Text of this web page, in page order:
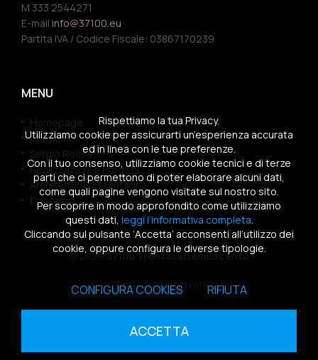
M 333 2544271
E-mail info@37100.eu
Partita IVA / Codice Fiscale: 03867170239
MENU
Homepage
Chi siamo
Sergio Rocca
Realizzazioni e Progetti
Architettura di Montagna
Contatti
© 202637100 Trentasettemilacento
Tutti i diritti riservati
Sitemap|Privacy Policy|Cookies Policy
Rispettiamo la tua Privacy.
Utilizziamo cookie per assicurarti un’esperienza accurata
ed in linea con le tue preferenze.
Con il tuo consenso, utilizziamo cookie tecnici e di terze
parti che ci permettono di poter elaborare alcuni dati,
come quali pagine vengono visitate sul nostro sito.
Per scoprire in modo approfondito come utilizziamo
questi dati, leggi l’informativa completa.
Cliccando sul pulsante ‘Accetta’ acconsenti all’utilizzo dei
cookie, oppure configura le diverse tipologie.
CONFIGURA COOKIES RIFIUTA
ACCETTA